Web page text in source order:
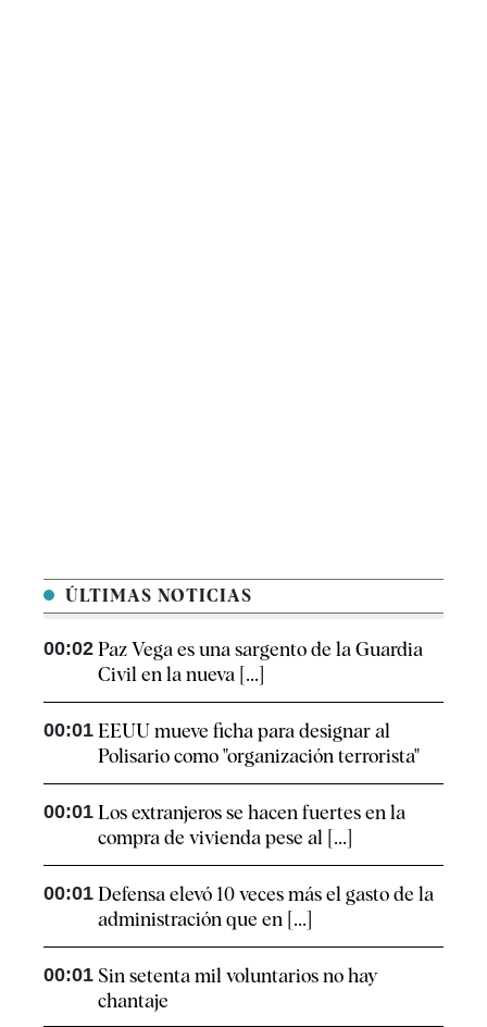
ÚLTIMAS NOTICIAS
00:02 Paz Vega es una sargento de la Guardia
Civil en la nueva [...]
00:01 EEUU mueve ficha para designar al
Polisario como "organización terrorista"
00:01 Los extranjeros se hacen fuertes en la
compra de vivienda pese al [...]
00:01 Defensa elevó 10 veces más el gasto de la
administración que en [...]
00:01 Sin setenta mil voluntarios no hay
chantaje